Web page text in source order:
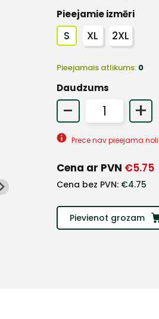
Pieejamie izmēri
S XL 2XL
Pieejamais atlikums: 0
Daudzums
- +
Prece nav pieejama
Cena ar PVN €5.75
Cena bez PVN: €4.75
Pievienot grozam